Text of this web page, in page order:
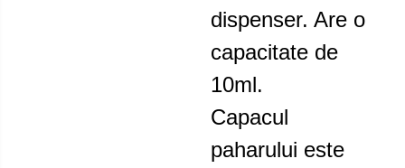
dispenser. Are o
capacitate de
10ml.
Capacul
paharului este